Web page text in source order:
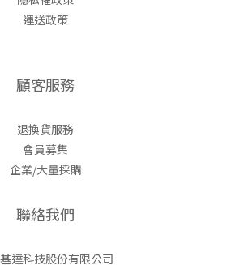
運送政策
顧客服務
退換貨服務
會員募集
企業/大量採購
聯絡我們
達科技股份有限公司